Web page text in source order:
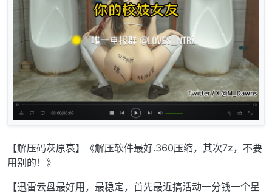
【解压码灰原哀】《解压软件最好.360压缩，其次7z，不要
用别的！》
【迅雷云盘最好用，最稳定，首先最近搞活动一分钱一个星